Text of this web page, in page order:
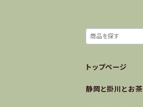
トップページ
静岡と掛川とお茶